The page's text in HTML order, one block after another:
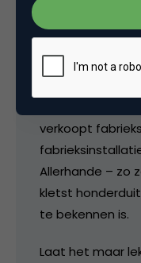
Dank! Maarre …
woord jaren
wijnhandeltje.
verkoopt
Allerhande – zo
kletst
te bekennen is.
Laat het maar